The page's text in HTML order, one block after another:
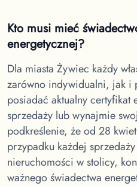
Kto musi mieć
energetycznej?
Dla miasta Żywiec każdy
zarówno indywidualni, jak i
posiadać aktualny certyfikat
sprzedaży lub wynajmie
podkreślenie, że od 28
przypadku każdej
nieruchomości w stolicy,
ważnego świadectwa